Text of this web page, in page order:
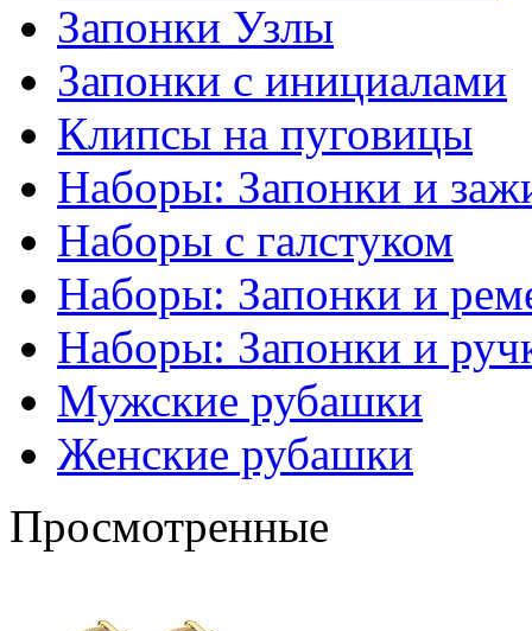
Запонки Узлы
Запонки с инициалами
Клипсы на пуговицы
Наборы: Запонки и
Наборы с галстуком
Наборы: Запонки и
Наборы: Запонки и
Мужские рубашки
Женские рубашки
Просмотренные